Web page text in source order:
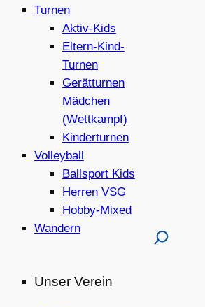
Turnen
Aktiv-Kids
Eltern-Kind-
Turnen
Gerätturnen
Mädchen
(Wettkampf)
Kinderturnen
Volleyball
Ballsport Kids
Herren VSG
Hobby-Mixed
Wandern
Unser Verein